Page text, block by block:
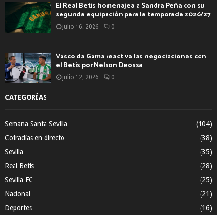
El Real Betis homenajea a Sandra Peña con su
segunda equipación para la temporada 2026/27
julio 16, 2026 0
Vasco da Gama reactiva las negociaciones con
el Betis por Nelson Deossa
julio 12, 2026 0
CATEGORÍAS
Semana Santa Sevilla
(104)
Cofradías en directo
(38)
Sevilla
(35)
Real Betis
(28)
Sevilla FC
(25)
Nacional
(21)
Deportes
(16)